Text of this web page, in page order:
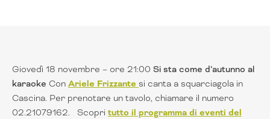
Giovedì 18 novembre – ore 21:00 Si sta come d’autunno al
karaoke Con Ariele Frizzante si canta a squarciagola in
Cascina. Per prenotare un tavolo, chiamare il numero
02.21079162. Scopri tutto il programma di eventi del